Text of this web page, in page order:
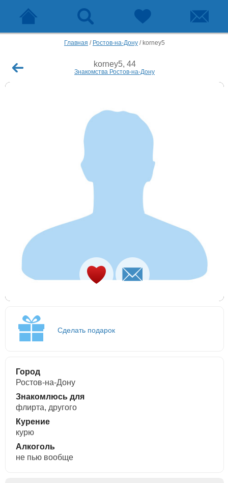
Главная / Ростов-на-Дону / korney5
korney5, 44
Знакомства Ростов-на-Дону
Сделать подарок
Город
Ростов-на-Дону
Знакомлюсь для
флирта, другого
Курение
курю
Алкоголь
не пью вообще